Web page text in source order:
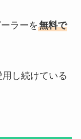
ラーを無料で
し続けている